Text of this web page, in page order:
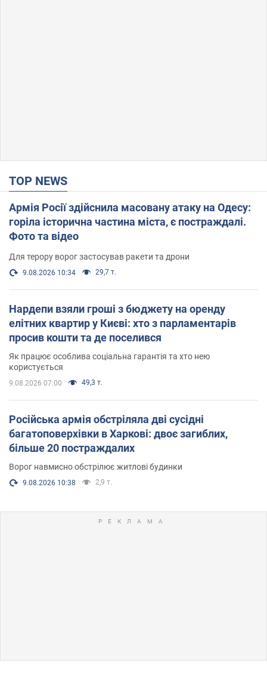
TOP NEWS
Армія Росії здійснила масовану атаку на Одесу:
горіла історична частина міста, є постраждалі.
Фото та відео
Для терору ворог застосував ракети та дрони
9.08.2026 10:34 29,7 т.
Нардепи взяли гроші з бюджету на оренду
елітних квартир у Києві: хто з парламентарів
просив кошти та де поселився
Як працює особлива соціальна гарантія та хто нею
користується
9.08.2026 07:00 49,3 т.
Російська армія обстріляла дві сусідні
багатоповерхівки в Харкові: двоє загиблих,
більше 20 постраждалих
Ворог навмисно обстрілює житлові будинки
9.08.2026 10:38 2,9 т.